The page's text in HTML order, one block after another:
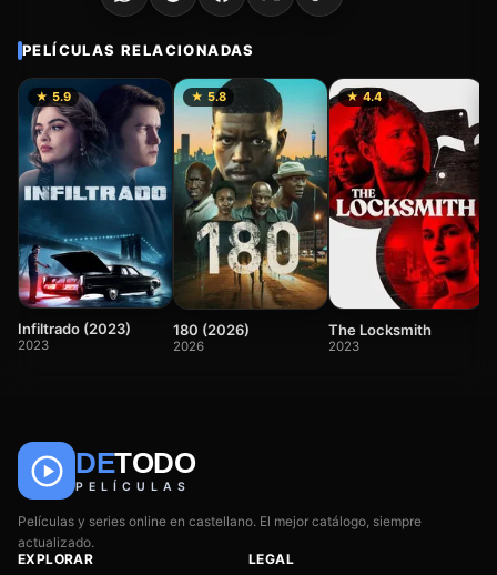
PELÍCULAS RELACIONADAS
★ 5.9
Infiltrado (2023)
2023
★ 5.8
180 (2026)
2026
★ 4.4
The Locksmith
2023
DETODO
PELÍCULAS
Películas y series online en castellano. El mejor catálogo, siempre
actualizado.
EXPLORAR
LEGAL
🎬
Películas